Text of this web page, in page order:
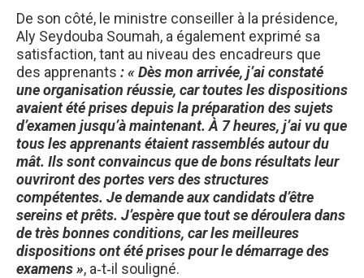
De son côté, le ministre conseiller à la présidence,
Aly Seydouba Soumah, a également exprimé sa
satisfaction, tant au niveau des encadreurs que
des apprenants : « Dès mon arrivée, j’ai constaté
une organisation réussie, car toutes les dispositions
avaient été prises depuis la préparation des sujets
d’examen jusqu’à maintenant. À 7 heures, j’ai vu que
tous les apprenants étaient rassemblés autour du
mât. Ils sont convaincus que de bons résultats leur
ouvriront des portes vers des structures
compétentes. Je demande aux candidats d’être
sereins et prêts. J’espère que tout se déroulera dans
de très bonnes conditions, car les meilleures
dispositions ont été prises pour le démarrage des
examens », a‑t‑il souligné.